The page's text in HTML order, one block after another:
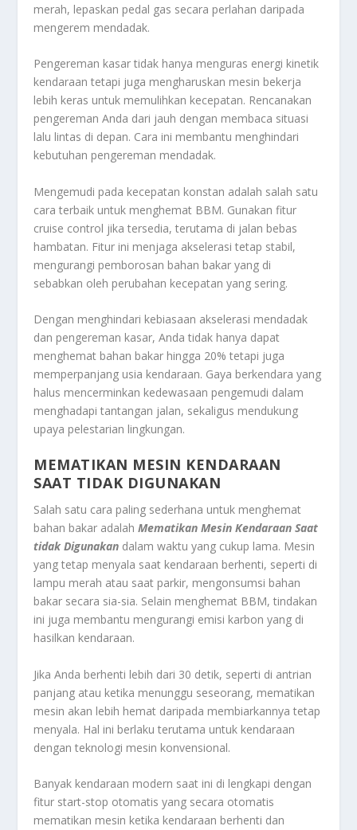
merah, lepaskan pedal gas secara perlahan daripada
mengerem mendadak.
Pengereman kasar tidak hanya menguras energi kinetik
kendaraan tetapi juga mengharuskan mesin bekerja
lebih keras untuk memulihkan kecepatan. Rencanakan
pengereman Anda dari jauh dengan membaca situasi
lalu lintas di depan. Cara ini membantu menghindari
kebutuhan pengereman mendadak.
Mengemudi pada kecepatan konstan adalah salah satu
cara terbaik untuk menghemat BBM. Gunakan fitur
cruise control jika tersedia, terutama di jalan bebas
hambatan. Fitur ini menjaga akselerasi tetap stabil,
mengurangi pemborosan bahan bakar yang di
sebabkan oleh perubahan kecepatan yang sering.
Dengan menghindari kebiasaan akselerasi mendadak
dan pengereman kasar, Anda tidak hanya dapat
menghemat bahan bakar hingga 20% tetapi juga
memperpanjang usia kendaraan. Gaya berkendara yang
halus mencerminkan kedewasaan pengemudi dalam
menghadapi tantangan jalan, sekaligus mendukung
upaya pelestarian lingkungan.
MEMATIKAN MESIN KENDARAAN
SAAT TIDAK DIGUNAKAN
Salah satu cara paling sederhana untuk menghemat
bahan bakar adalahMematikan Mesin Kendaraan Saat
tidak Digunakan dalam waktu yang cukup lama. Mesin
yang tetap menyala saat kendaraan berhenti, seperti di
lampu merah atau saat parkir, mengonsumsi bahan
bakar secara sia-sia. Selain menghemat BBM, tindakan
ini juga membantu mengurangi emisi karbon yang di
hasilkan kendaraan.
Jika Anda berhenti lebih dari 30 detik, seperti di antrian
panjang atau ketika menunggu seseorang, mematikan
mesin akan lebih hemat daripada membiarkannya tetap
menyala. Hal ini berlaku terutama untuk kendaraan
dengan teknologi mesin konvensional.
Banyak kendaraan modern saat ini di lengkapi dengan
fitur start-stop otomatis yang secara otomatis
mematikan mesin ketika kendaraan berhenti dan